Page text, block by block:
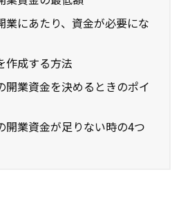
業にあたり、資金が必要にな
作成する方法
開業資金を決めるときのポイ
開業資金が足りない時の4つ